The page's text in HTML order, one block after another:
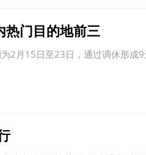
热门目的地前三
月15日至23日，通过调休形成9